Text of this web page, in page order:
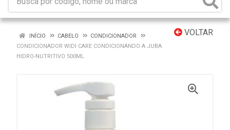
VOLTAR
INÍCIO CABELO
CONDICIONADOR
CONDICIONADOR WIDI CARE CONDICIONANDO A JUBA
HIDRO-NUTRITIVO 500ML